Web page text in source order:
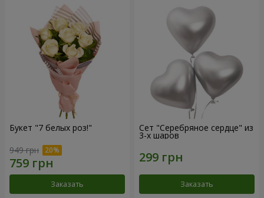
Букет "7 белых роз!"
949 грн
Заказать
Сет "Серебряное сердце" из
3-х шаров
Заказать